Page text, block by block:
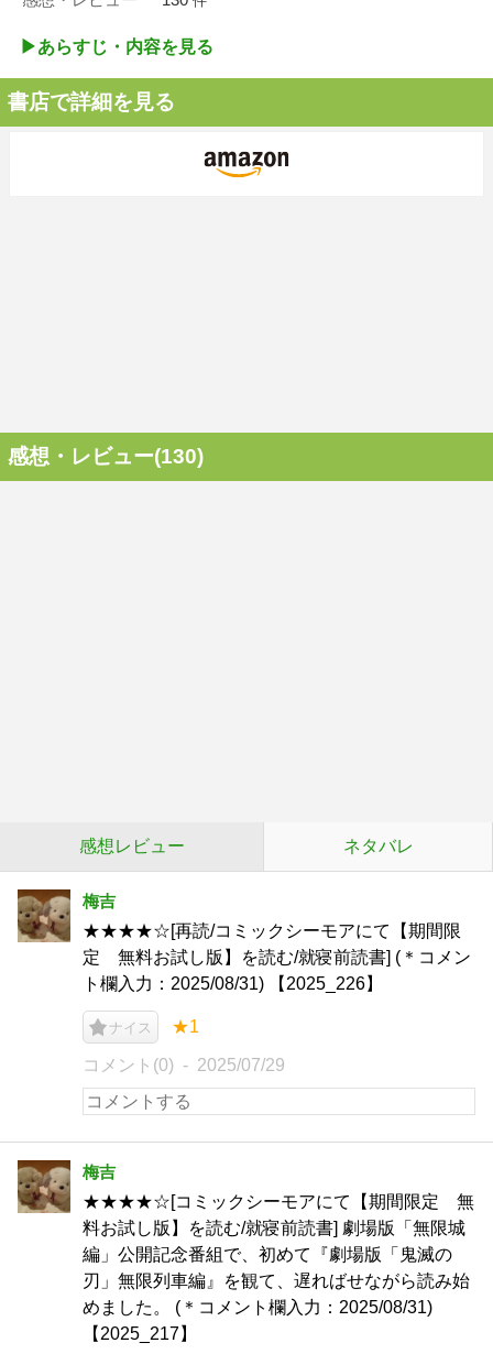
▶︎あらすじ・内容を見る
書店で詳細を見る
感想・レビュー(130)
感想レビュー ネタバレ
梅吉
★★★★☆[再読/コミックシーモアにて【期間限
定 無料お試し版】を読む/就寝前読書] (＊コメン
ト欄入力：2025/08/31) 【2025_226】
ナイス ★1
コメント(0) 2025/07/29
梅吉
★★★★☆[コミックシーモアにて【期間限定 無
料お試し版】を読む/就寝前読書] 劇場版「無限城
編」公開記念番組で、初めて『劇場版「鬼滅の
刃」無限列車編』を観て、遅ればせながら読み始
めました。 (＊コメント欄入力：2025/08/31)
【2025_217】